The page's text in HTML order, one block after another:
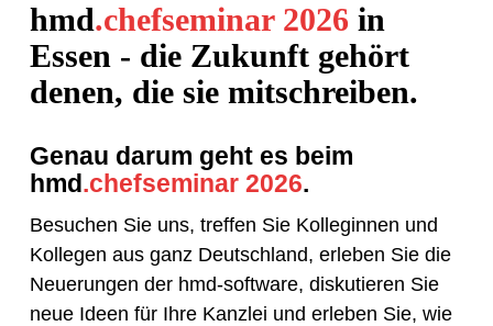
hmd.chefseminar 2026 in
Essen - die Zukunft gehört
denen, die sie mitschreiben.
Genau darum geht es beim
hmd.chefseminar 2026.
Besuchen Sie uns, treffen Sie Kolleginnen und
Kollegen aus ganz Deutschland, erleben Sie die
Neuerungen der hmd-software, diskutieren Sie
neue Ideen für Ihre Kanzlei und erleben Sie, wie